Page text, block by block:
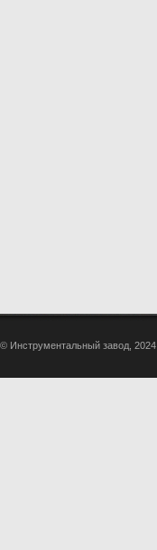
© Инструментальный завод, 2024